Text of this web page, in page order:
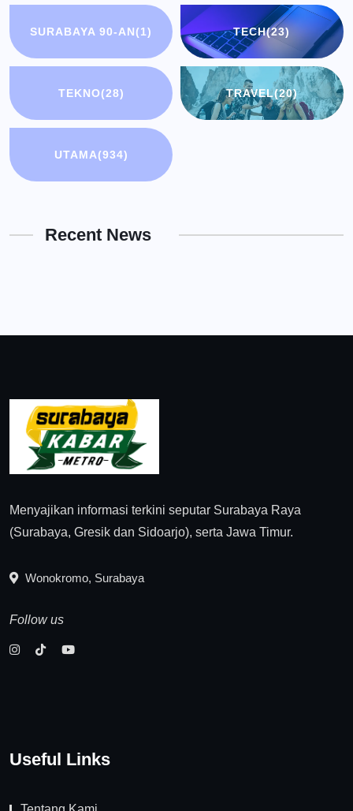
SURABAYA 90-AN(1) TECH(23)
TEKNO(28) TRAVEL(20)
UTAMA(934)
Recent News
Menyajikan informasi terkini seputar Surabaya Raya
(Surabaya, Gresik dan Sidoarjo), serta Jawa Timur.
Wonokromo, Surabaya
Follow us
Useful Links